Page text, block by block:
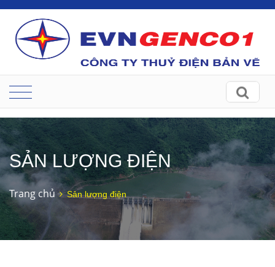
SẢN LƯỢNG ĐIỆN
Trang chủ Sản lượng điện